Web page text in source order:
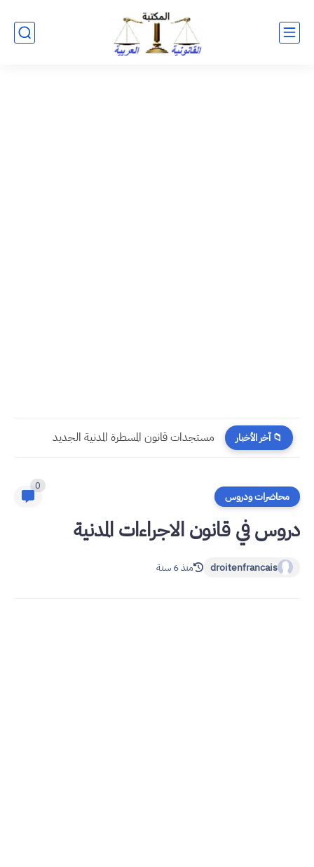
📁 آخر الأخبار مستجدات قانون المسطرة المدنية الجديد
محاضرات ودروس
0
دروس في قانون الاجراءات المدنية
droitenfrancais منذ 6 سنة